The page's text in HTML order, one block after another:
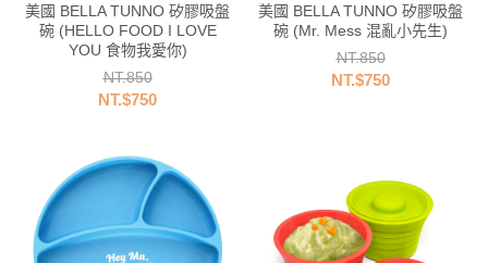
美國 BELLA TUNNO 矽膠吸盤
碗 (HELLO FOOD I LOVE
YOU 食物我愛你)
NT.850
NT.$750
美國 BELLA TUNNO 矽膠吸盤
碗 (Mr. Mess 混亂小先生)
NT.850
NT.$750